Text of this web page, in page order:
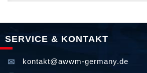
SERVICE & KONTAKT
kontakt@awwm-germany.de